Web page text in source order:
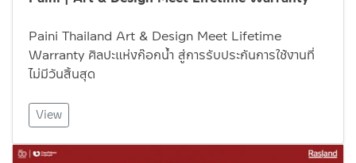
Paini Thailand Art & Design Meet Lifetime
Warranty ศิลปะแห่งก๊อกน้ำ สู่การรับประกันการใช้งานที่
ไม่มีวันสิ้นสุด
View